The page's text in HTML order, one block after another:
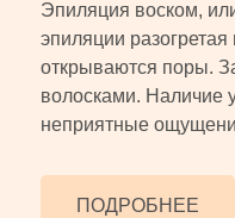
Эпиляция воском,
эпиляции
открываются поры.
волосками. Наличие
неприятные
ПОДРОБНЕЕ